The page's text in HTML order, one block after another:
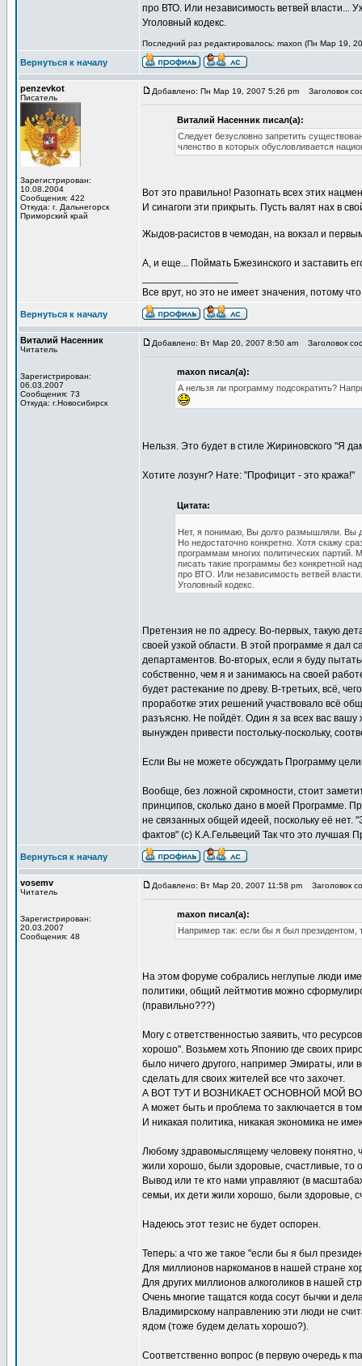
про ВТО. Или независимость ветвей власти...
Уголовный кодекс.
Последний раз редактировалось: maxon (Пн Мар 19,
Вернуться к началу
penzevkot
Писатель
Зарегистрирован:
10.08.2004
Сообщения: 422
Откуда: г. Дальнегорск
Приморский край
Добавлено: Пн Мар 19, 2007 5:26 pm Заголовок
Виталий Насенник писал(а):
Следует безусловно запретить
членство в которых обусловливается
Вот это правильно! Разогнать всех этих
И синагоги эти прикрыть. Пусть валят нах в
Жыдов-расистов в чемодан, на вокзал и
А, и еще... Поймать Бжезинского и заставить
Все врут, но это не имеет значения, потому
Вернуться к началу
Виталий Насенник
Читатель
Зарегистрирован:
06.03.2007
Сообщения: 73
Откуда: г.Новосибирск
Добавлено: Вт Мар 20, 2007 8:50 am Заголовок
maxon писал(а):
А нельзя ли программу подсократить?
Нельзя. Это будет в стиле Жириновского "Я
Хотите лозунг? Нате: "Профицит - это кража!"
Цитата:
Нет, я понимаю, Вы долго размышляли. Вы
Но недостаточно конкретно. Хотя скажу
программам многих политических
писать такие программы без конкретной
про ВТО. Или независимость ветвей
Уголовный кодекс.
Претензия не по адресу. Во-первых, такую
своей узкой области. В этой программе я дал
департаментов. Во-вторых, если я буду
собственно, чем я и занимаюсь на своей
будет растекание по древу. В-третьих, всё,
проработке этих решений участвовало всё
разъясню. Не пойдёт. Один я за всех вас
вынужден привести постольку-поскольку,
Если Вы не можете обсуждать Программу
Вообще, без ложной скромности, стоит
принципов, сколько дано в моей Программе.
не связанных общей идеей, поскольку её нет.
фактов" (с) К.А.Гельвеций Так что это лучшая
Вернуться к началу
vosemv
Читатель
Зарегистрирован:
20.03.2007
Сообщения: 48
Добавлено: Вт Мар 20, 2007 11:58 pm Заголовок
maxon писал(а):
Например так: если бы я был
На этом форуме собрались неглупые люди
политики, общий лейтмотив можно
(правильно???)
Могу с ответственностью заявить, что
хорошо". Возьмем хоть Японию где своих
было ничего другого, например Эмираты, или
сделать для своих жителей все что захочет.
А ВОТ ТУТ И ВОЗНИКАЕТ ОСНОВНОЙ МОЙ
А может быть и проблема то заключается в
И никакая политика, никакая экономика не
Любому здравомыслящему человеку понятно,
жили хорошо, были здоровые, счастливые, то
Вывод или те кто нами управляют (в
семьи, их дети жили хорошо, были здоровые,
Надеюсь этот тезис не будет оспорен.
Теперь: а что же такое "если бы я был
Для миллионов наркоманов в нашей стране
Для других миллионов алкоголиков в нашей
Очень многие тащатся когда сосут бычки и
Владимирскому направлению эти люди не
ядом (тоже будем делать хорошо?).
Соответственно вопрос (в первую очередь к